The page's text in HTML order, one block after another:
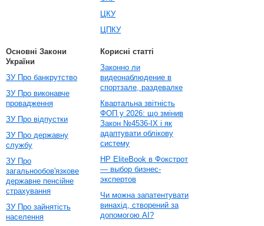
ЦКУ
ЦПКУ
Основні Закони
України
ЗУ Про банкрутство
ЗУ Про виконавче
провадження
ЗУ Про відпустки
ЗУ Про державну
службу
ЗУ Про
загальнообов'язкове
державне пенсійне
страхування
ЗУ Про зайнятість
населення
Корисні статті
Законно ли
видеонаблюдение в
спортзале, раздевалке
Квартальна звітність
ФОП у 2026: що змінив
Закон №4536-IX і як
адаптувати облікову
систему
HP EliteBook в Фокстрот
— выбор бизнес-
экспертов
Чи можна запатентувати
винахід, створений за
допомогою AI?